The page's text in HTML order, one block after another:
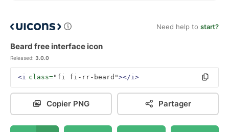
Need help to start?
Beard free interface icon
Released: 3.0.0
<i class="fi fi-rr-beard"></i>
Copier PNG Partager